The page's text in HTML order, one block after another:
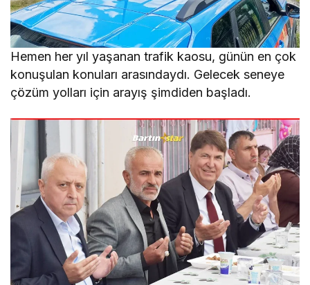
Hemen her yıl yaşanan trafik kaosu, günün en çok
konuşulan konuları arasındaydı. Gelecek seneye
çözüm yolları için arayış şimdiden başladı.